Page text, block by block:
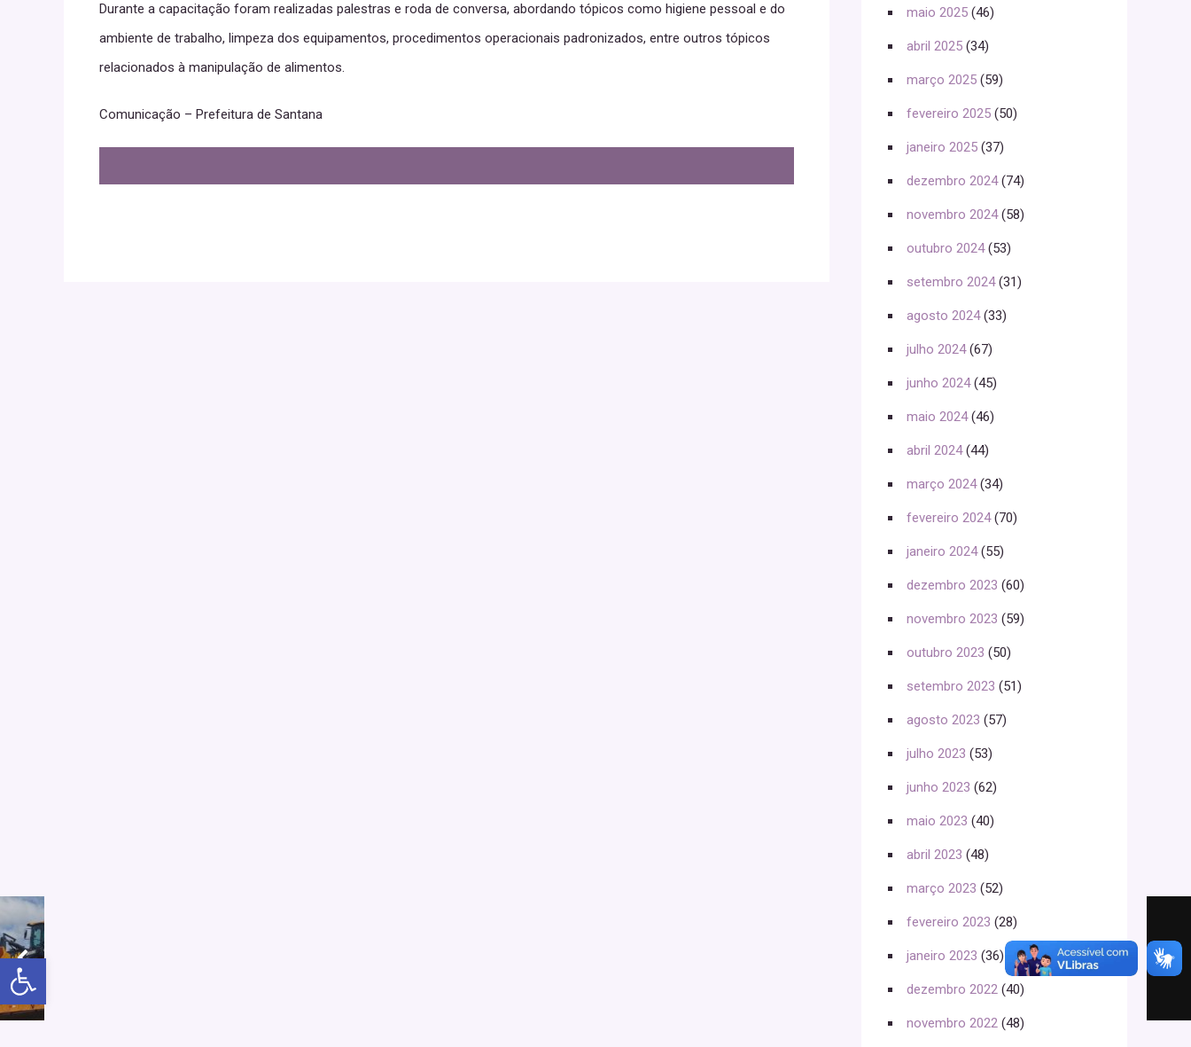
Abrir a barra de ferramentas
Durante a capacitação foram realizadas palestras e roda de conversa, abordando tópicos como higiene pessoal e do
ambiente de trabalho, limpeza dos equipamentos, procedimentos operacionais padronizados, entre outros tópicos
relacionados à manipulação de alimentos.
Comunicação – Prefeitura de Santana
maio 2025 (46)
abril 2025 (34)
março 2025 (59)
fevereiro 2025 (50)
janeiro 2025 (37)
dezembro 2024(74)
novembro 2024(58)
outubro 2024(53)
setembro 2024(31)
agosto 2024(33)
julho 2024(67)
junho 2024(45)
maio 2024(46)
abril 2024(44)
março 2024(34)
fevereiro 2024(70)
janeiro 2024(55)
dezembro 2023 (60)
novembro 2023 (59)
outubro 2023 (50)
setembro 2023 (51)
agosto 2023 (57)
julho 2023 (53)
junho 2023 (62)
maio 2023 (40)
abril 2023 (48)
março 2023 (52)
fevereiro 2023 (28)
janeiro 2023 (36)
dezembro 2022 (40)
novembro 2022 (48)